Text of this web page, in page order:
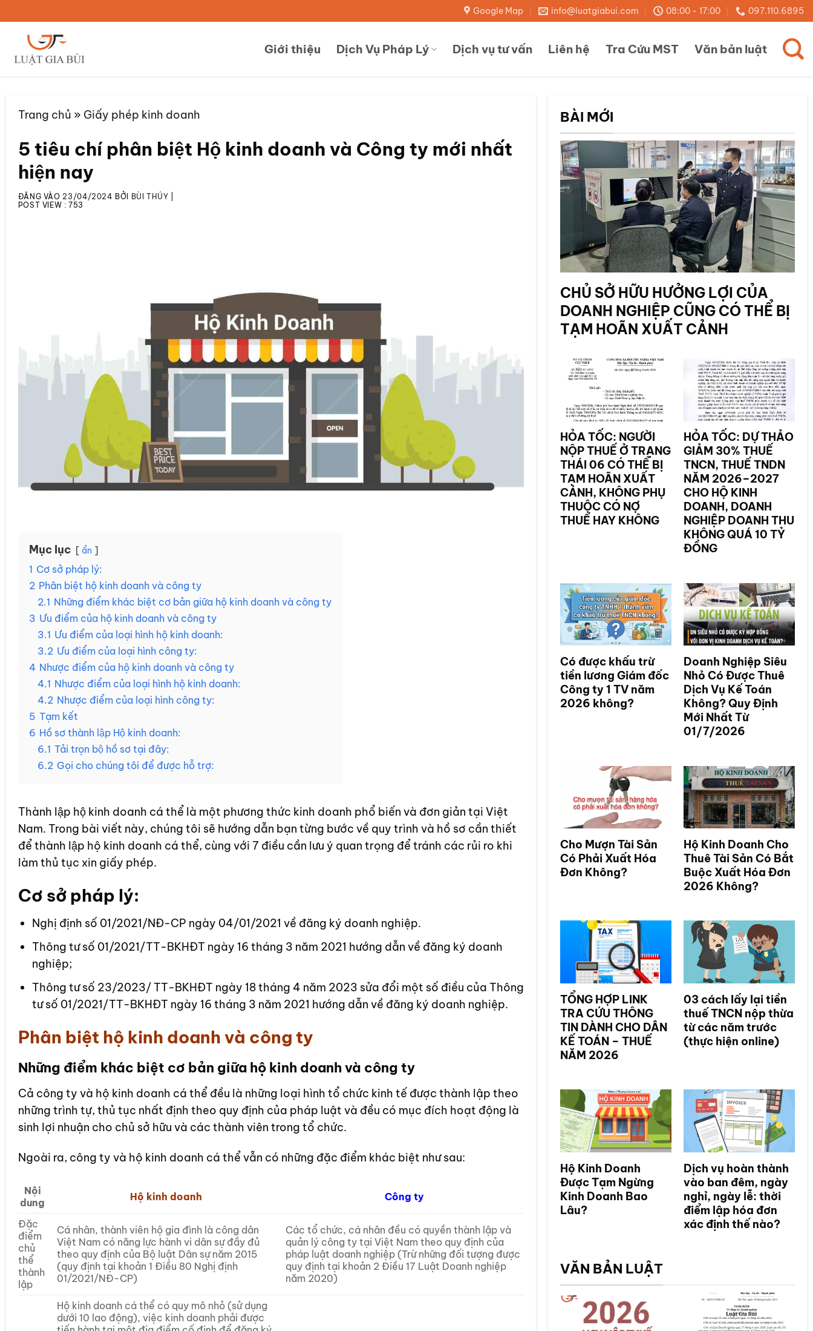
qua
dung
Google Map info@luatgiabui.com 08:00 - 17:00 097.110.6895
Giới thiệu Dịch Vụ Pháp Lý Dịch vụ tư vấn Liên hệ Tra Cứu MST Văn bản luật
Trang chủ » Giấy phép kinh doanh
5 tiêu chí phân biệt Hộ kinh doanh và Công ty mới nhất
hiện nay
ĐĂNG VÀO 23/04/2024 BỞI BÙI THÚY
POST VIEW :753
Mục lục ẩn
1 Cơ sở pháp lý:
2 Phân biệt hộ kinh doanh và công ty
2.1 Những điểm khác biệt cơ bản giữa hộ kinh doanh và công ty
3 Ưu điểm của hộ kinh doanh và công ty
3.1 Ưu điểm của loại hình hộ kinh doanh:
3.2 Ưu điểm của loại hình công ty:
4 Nhược điểm của hộ kinh doanh và công ty
4.1 Nhược điểm của loại hình hộ kinh doanh:
4.2 Nhược điểm của loại hình công ty:
5 Tạm kết
6 Hồ sơ thành lập Hộ kinh doanh:
6.1 Tải trọn bộ hồ sơ tại đây:
6.2 Gọi cho chúng tôi để được hỗ trợ:
Thành lập hộ kinh doanh cá thể là một phương thức kinh doanh phổ biến và đơn giản tại Việt
Nam. Trong bài viết này, chúng tôi sẽ hướng dẫn bạn từng bước về quy trình và hồ sơ cần thiết
để thành lập hộ kinh doanh cá thể, cùng với 7 điều cần lưu ý quan trọng để tránh các rủi ro khi
làm thủ tục xin giấy phép.
Cơ sở pháp lý:
Nghị định số 01/2021/NĐ-CP ngày 04/01/2021 về đăng ký doanh nghiệp.
Thông tư số 01/2021/TT-BKHĐT ngày 16 tháng 3 năm 2021 hướng dẫn về đăng ký doanh
nghiệp;
Thông tư số 23/2023/ TT-BKHĐT ngày 18 tháng 4 năm 2023 sửa đổi một số điều của Thông
tư số 01/2021/TT-BKHĐT ngày 16 tháng 3 năm 2021 hướng dẫn về đăng ký doanh nghiệp.
Phân biệt hộ kinh doanh và công ty
Những điểm khác biệt cơ bản giữa hộ kinh doanh và công ty
Cả công ty và hộ kinh doanh cá thể đều là những loại hình tổ chức kinh tế được thành lập theo
những trình tự, thủ tục nhất định theo quy định của pháp luật và đều có mục đích hoạt động là
sinh lợi nhuận cho chủ sở hữu và các thành viên trong tổ chức.
Ngoài ra, công ty và hộ kinh doanh cá thể vẫn có những đặc điểm khác biệt như sau:
Nội
dung
Hộ kinh doanh Công ty
Đặc
điểm
chủ
thể
thành
lập
Cá nhân, thành viên hộ gia đình là công dân
Việt Nam có năng lực hành vi dân sự đầy đủ
theo quy định của Bộ luật Dân sự năm 2015
(quy định tại khoản 1 Điều 80 Nghị định
01/2021/NĐ-CP)
Các tổ chức, cá nhân đều có quyền thành lập và
quản lý công ty tại Việt Nam theo quy định của
pháp luật doanh nghiệp (Trừ những đối tượng được
quy định tại khoản 2 Điều 17 Luật Doanh nghiệp
năm 2020)
Hộ kinh doanh cá thể có quy mô nhỏ (sử dụng
dưới 10 lao động), việc kinh doanh phải được
BÀI MỚI
CHỦ SỞ HỮU HƯỞNG LỢI CỦA
DOANH NGHIỆP CŨNG CÓ THỂ BỊ
TẠM HOÃN XUẤT CẢNH
HỎA TỐC: NGƯỜI
NỘP THUẾ Ở TRẠNG
THÁI 06 CÓ THỂ BỊ
TẠM HOÃN XUẤT
CẢNH, KHÔNG PHỤ
THUỘC CÓ NỢ
THUẾ HAY KHÔNG
HỎA TỐC: DỰ THẢO
GIẢM 30% THUẾ
TNCN, THUẾ TNDN
NĂM 2026–2027
CHO HỘ KINH
DOANH, DOANH
NGHIỆP DOANH THU
KHÔNG QUÁ 10 TỶ
ĐỒNG
Có được khấu trừ
tiền lương Giám đốc
Công ty 1 TV năm
2026 không?
Doanh Nghiệp Siêu
Nhỏ Có Được Thuê
Dịch Vụ Kế Toán
Không? Quy Định
Mới Nhất Từ
01/7/2026
Cho Mượn Tài Sản
Có Phải Xuất Hóa
Đơn Không?
Hộ Kinh Doanh Cho
Thuê Tài Sản Có Bắt
Buộc Xuất Hóa Đơn
2026 Không?
TỔNG HỢP LINK
TRA CỨU THÔNG
TIN DÀNH CHO DÂN
KẾ TOÁN – THUẾ
NĂM 2026
03 cách lấy lại tiền
thuế TNCN nộp thừa
từ các năm trước
(thực hiện online)
Hộ Kinh Doanh
Được Tạm Ngừng
Kinh Doanh Bao
Lâu?
Dịch vụ hoàn thành
vào ban đêm, ngày
nghỉ, ngày lễ: thời
điểm lập hóa đơn
xác định thế nào?
VĂN BẢN LUẬT